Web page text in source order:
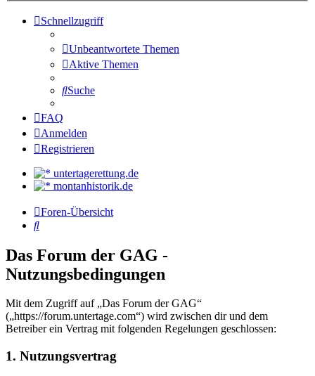
Schnellzugriff
Unbeantwortete Themen
Aktive Themen
Suche
FAQ
Anmelden
Registrieren
untertagerettung.de
montanhistorik.de
Foren-Übersicht
Suche
Das Forum der GAG -
Nutzungsbedingungen
Mit dem Zugriff auf „Das Forum der GAG“
(„https://forum.untertage.com“) wird zwischen dir und dem
Betreiber ein Vertrag mit folgenden Regelungen geschlossen:
1. Nutzungsvertrag